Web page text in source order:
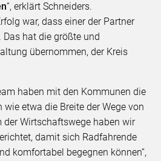
“, erklärt Schneiders.
war, dass einer der Partner
hat die größte und
übernommen, der Kreis
haben mit den Kommunen die
etwa die Breite der Wege von
der Wirtschaftswege haben wir
damit sich Radfahrende
komfortabel begegnen können“,